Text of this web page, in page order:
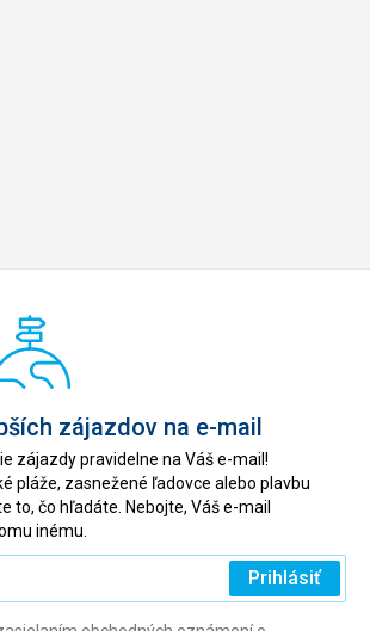
zájazdov na e-mail
zájazdy pravidelne na Váš e-mail!
pláže, zasnežené ľadovce alebo plavbu
to, čo hľadáte. Nebojte, Váš e-mail
inému.
Prihlásiť